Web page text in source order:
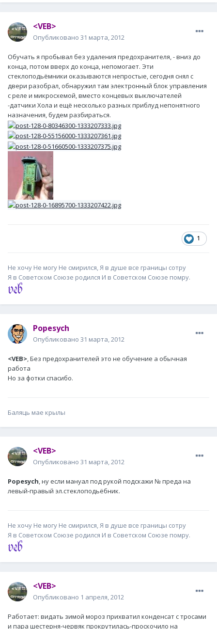
<VEB>
Опубликовано 31 марта, 2012
Обучать я пробывал без удаления предохранителя, - вниз до
конца, потом вверх до конца, непомогает. Эти
стеклоподьёмники оказываются непростые, сегодня снял с
двери разобрал, обнаружил там электронный блок управления
с реле и микросхемой, вместо концевых выключателей
-датчики Хола и ещё несколько разных приблуд непонятного
назначения, будем разбираться.
1
Не хочу Не могу Не смирился, Я в душе все границы сотру
Я в Советском Союзе родился И в Советском Союзе помру.
Popesych
Опубликовано 31 марта, 2012
<VEB>, Без предохранителей это не обучение а обычная
работа
Но за фотки спасибо.
Баляць мае крылы
<VEB>
Опубликовано 31 марта, 2012
Popesych, ну если мануал под рукой подскажи № преда на
левый-правый эл.стеклоподьёбник.
Не хочу Не могу Не смирился, Я в душе все границы сотру
Я в Советском Союзе родился И в Советском Союзе помру.
<VEB>
Опубликовано 1 апреля, 2012
Работает: видать зимой мороз прихватил конденсат с тросами
и пара шестерня-червяк прокрутилась-проскочило на